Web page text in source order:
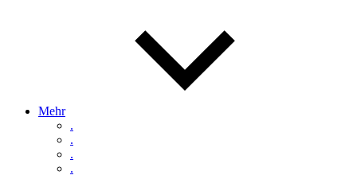
Mehr
.
.
.
.